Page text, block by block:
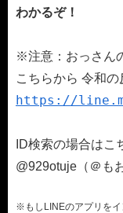
わかるぞ！
※注意：おっさん
こちらから 令和の
https://
ID検索の場合はこ
@929otuje（＠も
※もしLINEのアプリをイ